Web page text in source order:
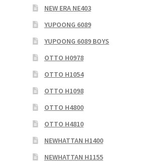
NEW ERA NE403
YUPOONG 6089
YUPOONG 6089 BOYS
OTTO H0978
OTTO H1054
OTTO H1098
OTTO H4800
OTTO H4810
NEWHATTAN H1400
NEWHATTAN H1155